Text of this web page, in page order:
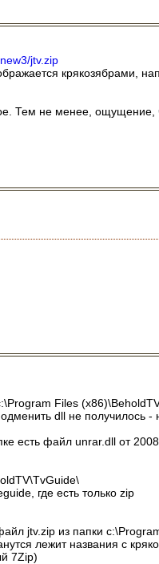
jtv.zip
крякозябрами,
Тем не менее,
Files
dll не получилось -
есть файл unrar.dll от
где есть только zip
jtv.zip из папки
лежит названия с
7Zip)